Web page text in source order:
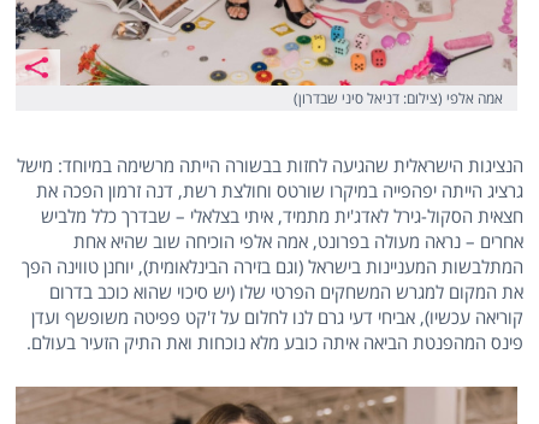
אמה אלפי (צילום: דניאל סיני שבדרון)
הנציגות הישראלית שהגיעה לחזות בבשורה הייתה מרשימה במיוחד: מישל
גרציג הייתה יפהפייה במיקרו שורטס וחולצת רשת, דנה זרמון הפכה את
חצאית הסקול-גירל לאדג'ית מתמיד, איתי בצלאלי – שבדרך כלל מלביש
אחרים – נראה מעולה בפרונט, אמה אלפי הוכיחה שוב שהיא אחת
המתלבשות המעניינות בישראל (וגם בזירה הבינלאומית), יוחנן טווינה הפך
את המקום למגרש המשחקים הפרטי שלו (יש סיכוי שהוא כוכב בדרום
קוריאה עכשיו), אביחי דעי גרם לנו לחלום על ז'קט פפיטה משופשף ועדן
פינס המהפנטת הביאה איתה כובע מלא נוכחות ואת התיק הזעיר בעולם.